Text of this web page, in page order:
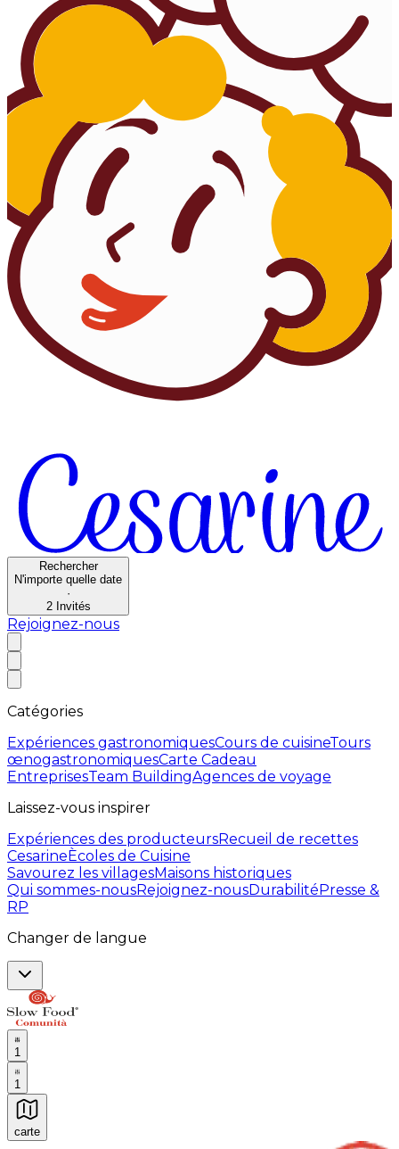
Rechercher
N'importe quelle date
·
2 Invités
Rejoignez-nous
Catégories
Expériences gastronomiquesCours de cuisineTours
œnogastronomiquesCarte Cadeau
EntreprisesTeam BuildingAgences de voyage
Laissez-vous inspirer
Expériences des producteursRecueil de recettes
CesarineÈcoles de Cuisine
Savourez les villagesMaisons historiques
Qui sommes-nousRejoignez-nousDurabilitéPresse &
RP
Changer de langue
1
1
carte